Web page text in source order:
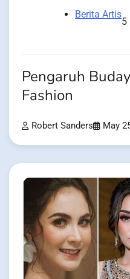
Berita Artis
5
Pengaruh
Fashion
Robert Sanders May